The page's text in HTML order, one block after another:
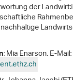
der
: Mia Enarson, E-Mail:
.ch